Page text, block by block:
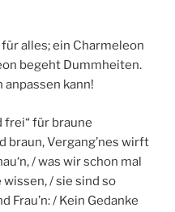
alles; ein Charmeleon
begeht Dummheiten.
anpassen kann!
frei“ für braune
braun, Vergang’nes wirft
/ was wir schon mal
/ sie sind so
Frau’n: / Kein Gedanke